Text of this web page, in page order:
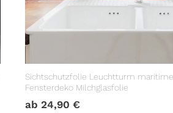
Sichtschutzfolie Leuchtturm
Fensterdeko Milchglasfolie
ab 24,90 €